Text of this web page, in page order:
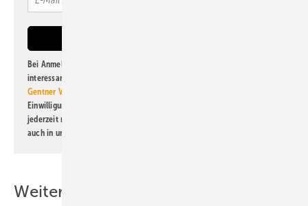
Bei Anmeldung zu diesem Newsletter bin ich damit einverstanden, über
interessante Verlags- und Online-Angebote
Gentner Verlag GmbH & Co. KG
Einwilligung kann ich jederzeit widerrufen und eine Abmeldung ist
jederzeit möglich. Informationen zum Umgang mit Daten finden Sie
auch in unserer
Weitere Inhalte